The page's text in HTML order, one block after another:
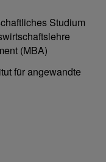
Studium
(MBA)
für angewandte